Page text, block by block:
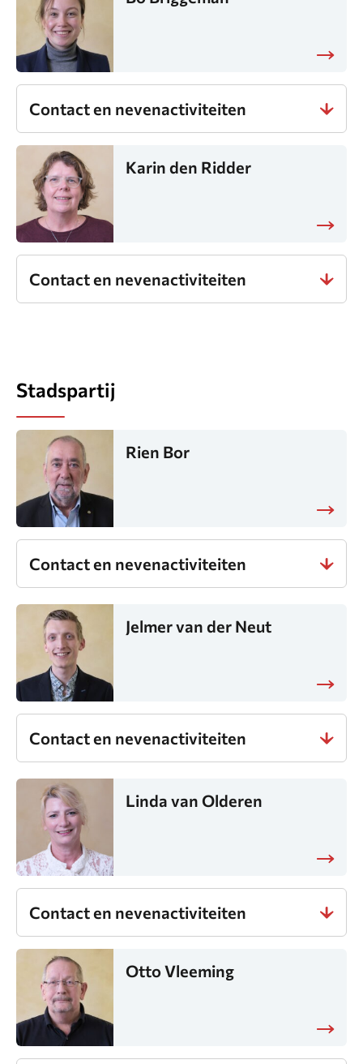
Contact en nevenactiviteiten
Karin den Ridder
Contact en nevenactiviteiten
Stadspartij
Rien Bor
Contact en nevenactiviteiten
Jelmer van der Neut
Contact en nevenactiviteiten
Linda van Olderen
Contact en nevenactiviteiten
Otto Vleeming